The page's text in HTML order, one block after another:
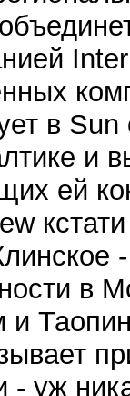
в
и
ей
в
и
- уж